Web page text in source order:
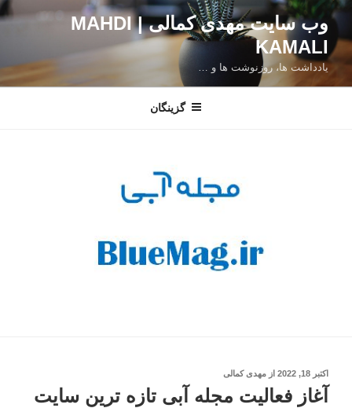
رفتن
محتوا
وب سایت مهدی کمالی | MAHDI
KAMALI
یادداشت ها، روزنوشت ها و …
گزینگان
نوشته‌شده
در
اکتبر 18, 2022 از مهدی کمالی
آغاز فعالیت مجله آبی تازه ترین سایت